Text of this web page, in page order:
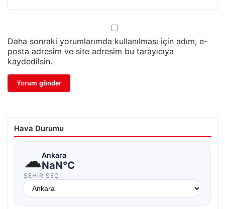
Daha sonraki yorumlarımda kullanılması için adım, e-
posta adresim ve site adresim bu tarayıcıya
kaydedilsin.
Hava Durumu
☁Ankara
NaN°C
ŞEHIR SEÇ